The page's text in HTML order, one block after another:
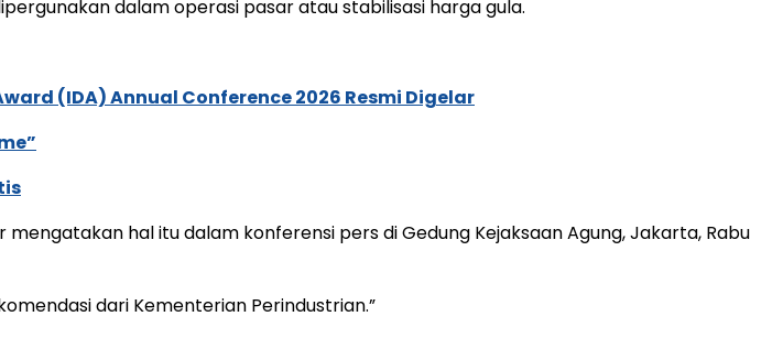
dalam operasi pasar atau stabilisasi harga gula.
(IDA) Annual Conference 2026 Resmi Digelar
hal itu dalam konferensi pers di Gedung Kejaksaan Agung, Jakarta, Rabu
dari Kementerian Perindustrian.”